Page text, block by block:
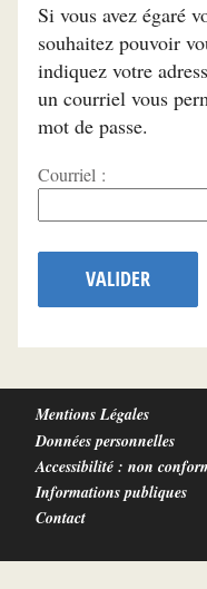
Si vous avez égaré
souhaitez pouvoir
indiquez votre
un courriel vous
mot de passe.
Courriel :
VALIDER
Mentions Légales
Données personnelles
Accessibilité : non
Informations publiques
Contact